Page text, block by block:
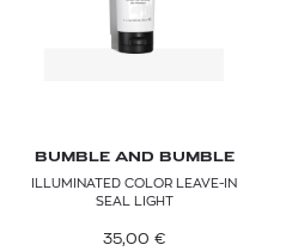
BUMBLE AND BUMBLE
ILLUMINATED COLOR LEAVE-IN
SEAL LIGHT
35,00 €